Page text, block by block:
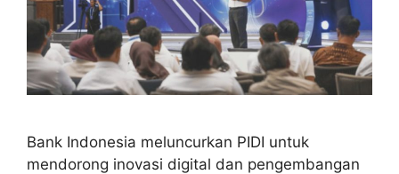
Bank Indonesia meluncurkan PIDI untuk
mendorong inovasi digital dan pengembangan